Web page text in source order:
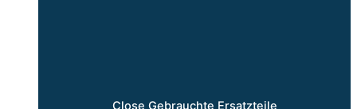
Close Gebrauchte Ersatzteile